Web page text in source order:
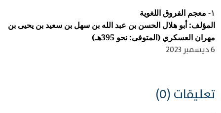
١-
معجم الفروق اللغوية
المؤلف: أبو هلال الحسن بن عبد الله بن سهل بن سعيد بن يحيى بن
مهران العسكري (المتوفى: نحو 395هـ)
6 ديسمبر 2023
تعليقات (0)